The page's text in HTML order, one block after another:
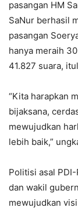
pasangan HM
SaNur berhasil
pasangan
hanya meraih
41.827 suara,
“Kita harapkan
bijaksana,
mewujudkan
lebih baik,”
Politisi asal
dan wakil
mewujudkan